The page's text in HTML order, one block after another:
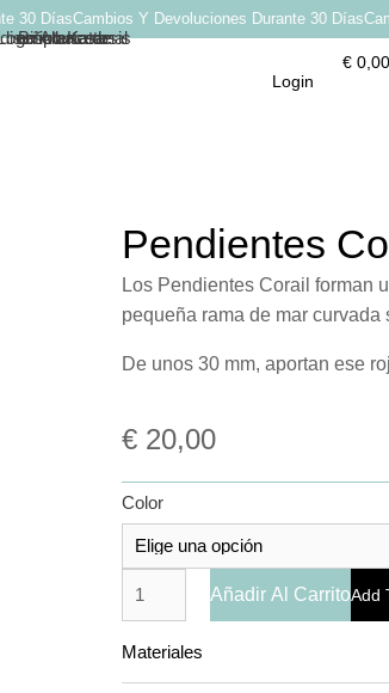
30 DíasCambios Y Devoluciones Durante 30 Días
Login
€
Pendientes
Los Pendientes Corail forman
pequeña rama de mar
De unos 30 mm, aportan ese
€ 20,00
Color
Añadir Al CarritoAdd
Materiales